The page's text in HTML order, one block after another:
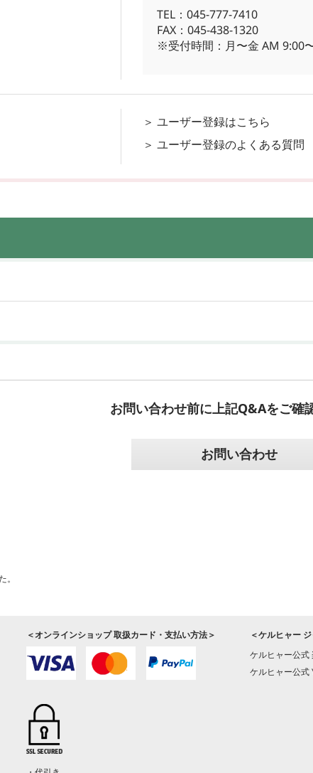
TEL：045-777-7410
FAX：045-438-1320
※受付時間：月〜金 AM 9:00
＞ ユーザー登録はこちら
＞ ユーザー登録のよくある質問
お問い合わせ前に上記Q&Aをご確
お問い合わせ
＜オンラインショップ 取扱カード・支払い方法＞
＜ケルヒャー
ケルヒャー公式
ケルヒャー公式